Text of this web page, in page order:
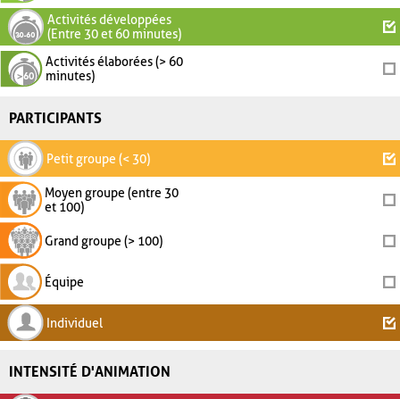
Activités développées
(Entre 30 et 60 minutes)
Activités élaborées (> 60
minutes)
PARTICIPANTS
Petit groupe (< 30)
Moyen groupe (entre 30
et 100)
Grand groupe (> 100)
Équipe
Individuel
INTENSITÉ D'ANIMATION